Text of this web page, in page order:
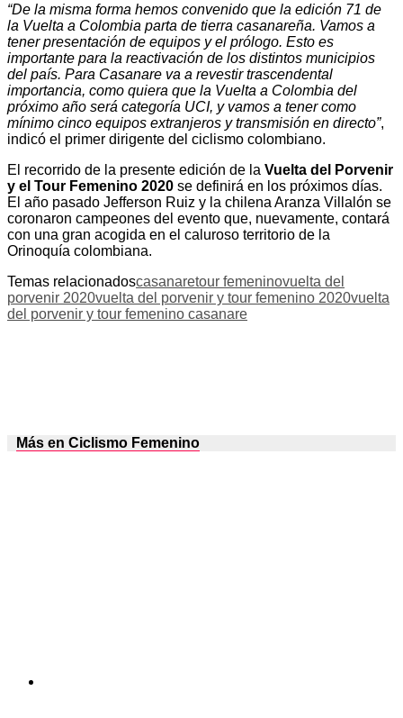
“De la misma forma hemos convenido que la edición 71 de
la Vuelta a Colombia parta de tierra casanareña. Vamos a
tener presentación de equipos y el prólogo. Esto es
importante para la reactivación de los distintos municipios
del país. Para Casanare va a revestir trascendental
importancia, como quiera que la Vuelta a Colombia del
próximo año será categoría UCI, y vamos a tener como
mínimo cinco equipos extranjeros y transmisión en directo”,
indicó el primer dirigente del ciclismo colombiano.
El recorrido de la presente edición de la Vuelta del Porvenir
y el Tour Femenino 2020 se definirá en los próximos días.
El año pasado Jefferson Ruiz y la chilena Aranza Villalón se
coronaron campeones del evento que, nuevamente, contará
con una gran acogida en el caluroso territorio de la
Orinoquía colombiana.
Temas relacionadoscasanaretour femeninovuelta del
porvenir 2020vuelta del porvenir y tour femenino 2020vuelta
del porvenir y tour femenino casanare
Más en Ciclismo Femenino